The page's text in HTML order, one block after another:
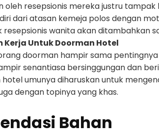
oleh resepsionis mereka justru
dari atasan kemeja polos dengan
resepsionis wanita akan ditambahkan
Kerja Untuk Doorman Hotel
doorman hampir sama
senantiasa bersinggungan dan
umunya diharuskan untuk
dengan topinya yang khas.
Bahan